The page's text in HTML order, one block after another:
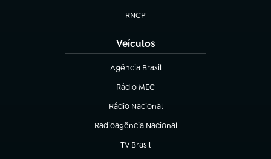
RNCP
(abre em nova aba)
Veículos
Agência Brasil
(abre em nova aba)
Rádio MEC
(abre em nova aba)
Rádio Nacional
Radioagência Nacional
(abre em nova aba)
TV Brasil
(abre em nova aba)